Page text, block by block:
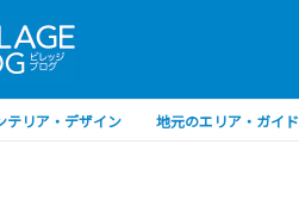
テリア・デザイン 地元のエリア・ガイド